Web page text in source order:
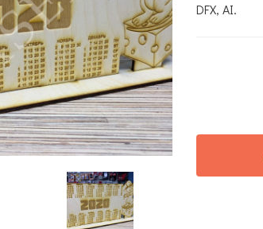
DFX, AI.